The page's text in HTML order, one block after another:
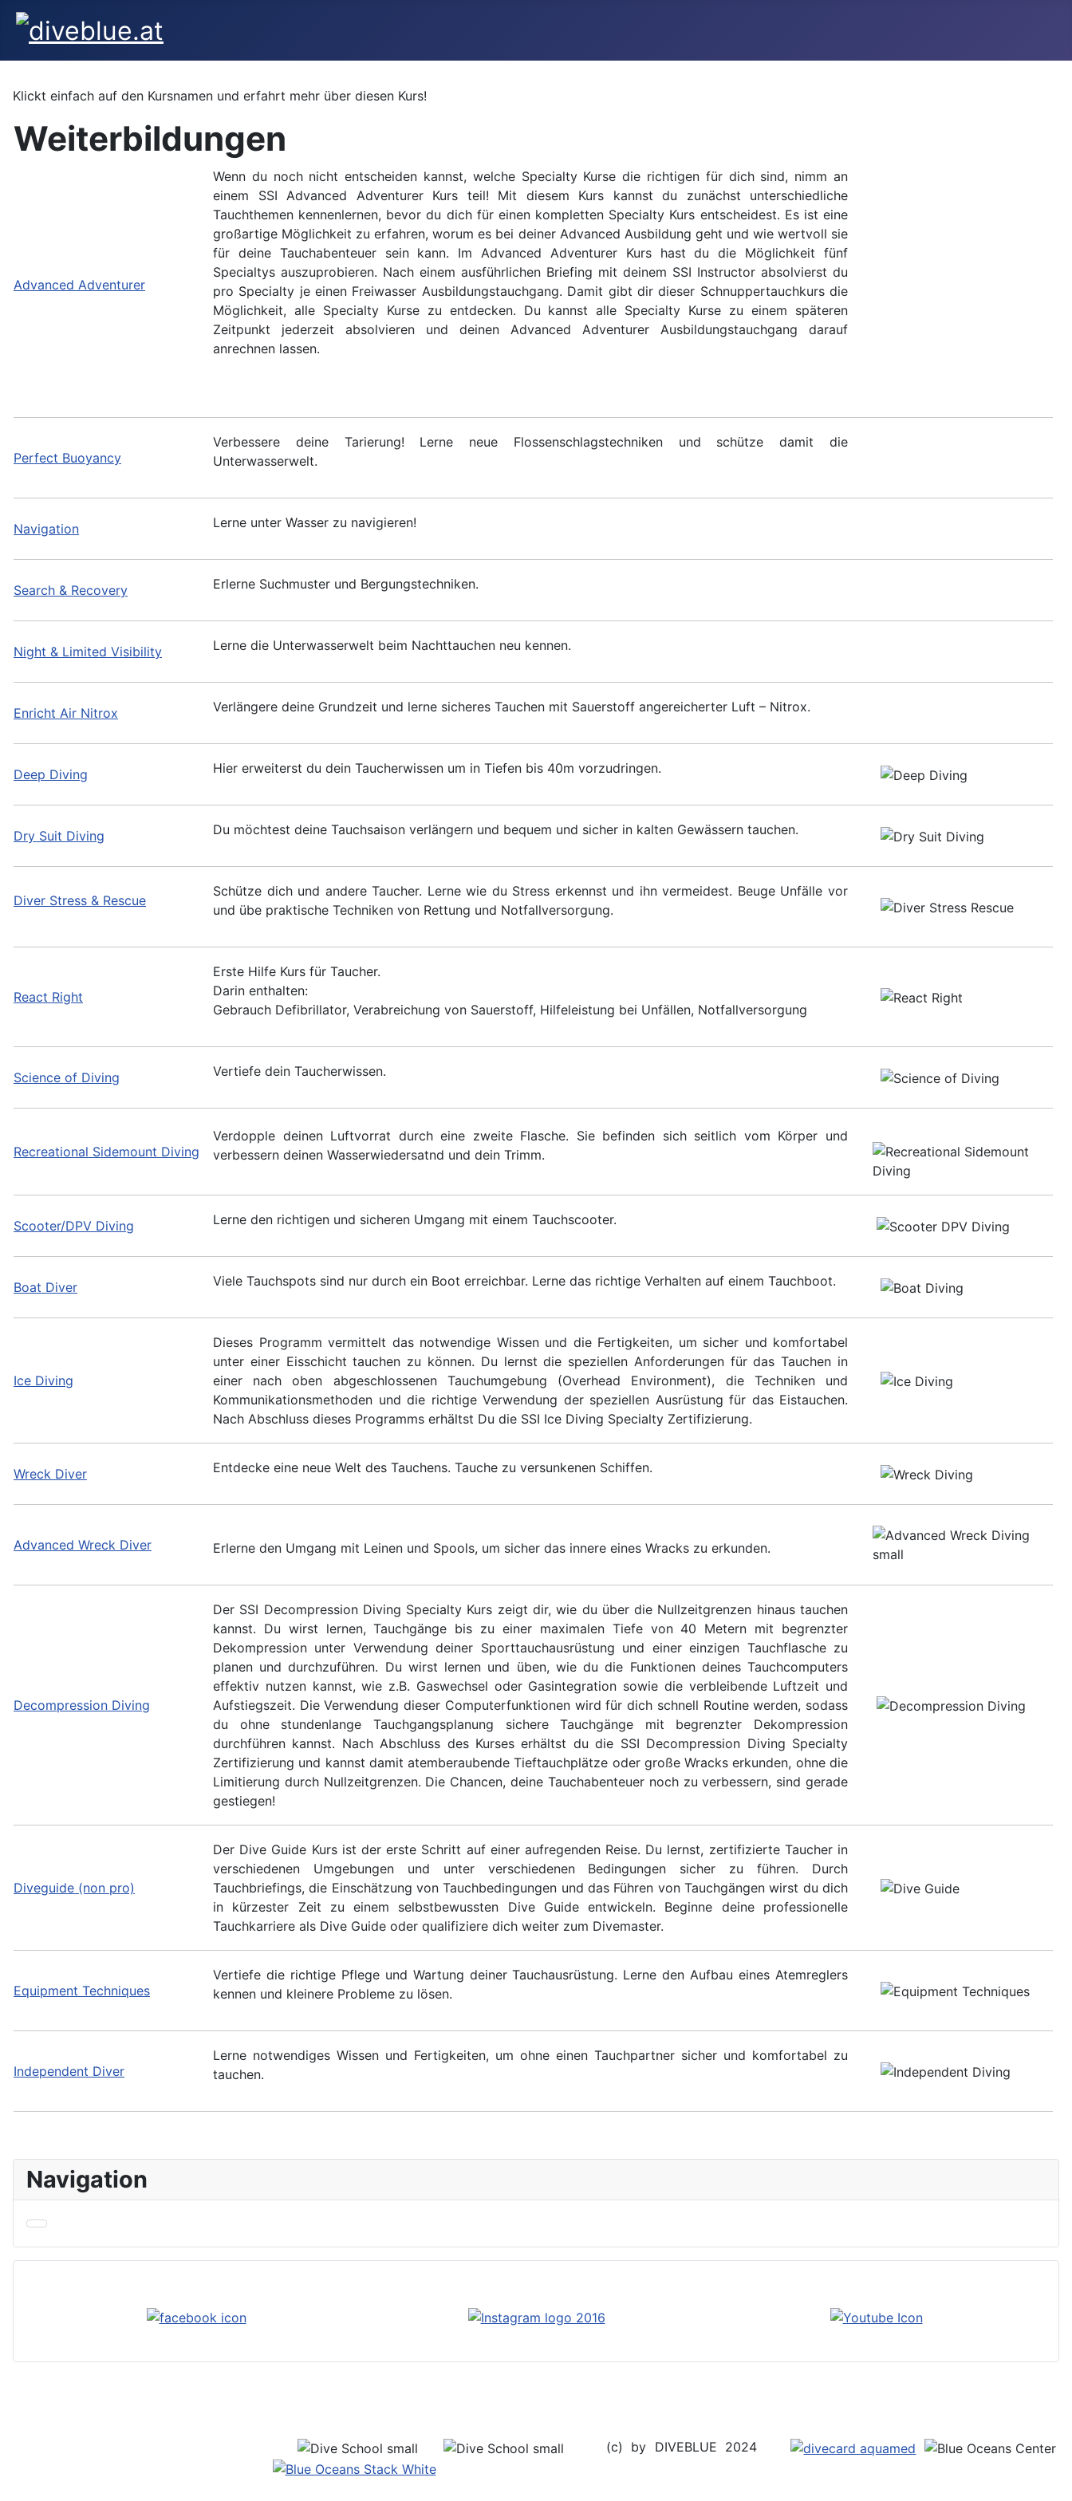
Navigation
Klickt einfach auf den Kursnamen und erfahrt mehr über diesen Kurs!
Weiterbildungen
Advanced Adventurer
Wenn du noch nicht entscheiden kannst, welche Specialty Kurse die richtigen für dich sind, nimm an
einem SSI Advanced Adventurer Kurs teil! Mit diesem Kurs kannst du zunächst unterschiedliche
Tauchthemen kennenlernen, bevor du dich für einen kompletten Specialty Kurs entscheidest. Es ist eine
großartige Möglichkeit zu erfahren, worum es bei deiner Advanced Ausbildung geht und wie wertvoll sie
für deine Tauchabenteuer sein kann. Im Advanced Adventurer Kurs hast du die Möglichkeit fünf
Specialtys auszuprobieren. Nach einem ausführlichen Briefing mit deinem SSI Instructor absolvierst du
pro Specialty je einen Freiwasser Ausbildungstauchgang. Damit gibt dir dieser Schnuppertauchkurs die
Möglichkeit, alle Specialty Kurse zu entdecken. Du kannst alle Specialty Kurse zu einem späteren
Zeitpunkt jederzeit absolvieren und deinen Advanced Adventurer Ausbildungstauchgang darauf
anrechnen lassen.
Perfect Buoyancy
Verbessere deine Tarierung! Lerne neue Flossenschlagstechniken und schütze damit die
Unterwasserwelt.
Navigation Lerne unter Wasser zu navigieren!
Search & Recovery Erlerne Suchmuster und Bergungstechniken.
Night & Limited Visibility Lerne die Unterwasserwelt beim Nachttauchen neu kennen.
Enricht Air Nitrox Verlängere deine Grundzeit und lerne sicheres Tauchen mit Sauerstoff angereicherter Luft – Nitrox.
Deep Diving Hier erweiterst du dein Taucherwissen um in Tiefen bis 40m vorzudringen.
Dry Suit Diving Du möchtest deine Tauchsaison verlängern und bequem und sicher in kalten Gewässern tauchen.
Diver Stress & Rescue
Schütze dich und andere Taucher. Lerne wie du Stress erkennst und ihn vermeidest. Beuge Unfälle vor
und übe praktische Techniken von Rettung und Notfallversorgung.
React Right
Erste Hilfe Kurs für Taucher.
Darin enthalten:
Gebrauch Defibrillator, Verabreichung von Sauerstoff, Hilfeleistung bei Unfällen, Notfallversorgung
Science of Diving Vertiefe dein Taucherwissen.
Recreational Sidemount Diving
Verdopple deinen Luftvorrat durch eine zweite Flasche. Sie befinden sich seitlich vom Körper und
verbessern deinen Wasserwiedersatnd und dein Trimm.
Scooter/DPV Diving Lerne den richtigen und sicheren Umgang mit einem Tauchscooter.
Boat Diver Viele Tauchspots sind nur durch ein Boot erreichbar. Lerne das richtige Verhalten auf einem Tauchboot.
Ice Diving
Dieses Programm vermittelt das notwendige Wissen und die Fertigkeiten, um sicher und komfortabel
unter einer Eisschicht tauchen zu können. Du lernst die speziellen Anforderungen für das Tauchen in
einer nach oben abgeschlossenen Tauchumgebung (Overhead Environment), die Techniken und
Kommunikationsmethoden und die richtige Verwendung der speziellen Ausrüstung für das Eistauchen.
Nach Abschluss dieses Programms erhältst Du die SSI Ice Diving Specialty Zertifizierung.
Wreck Diver Entdecke eine neue Welt des Tauchens. Tauche zu versunkenen Schiffen.
Advanced Wreck Diver Erlerne den Umgang mit Leinen und Spools, um sicher das innere eines Wracks zu erkunden.
Decompression Diving
Der SSI Decompression Diving Specialty Kurs zeigt dir, wie du über die Nullzeitgrenzen hinaus tauchen
kannst. Du wirst lernen, Tauchgänge bis zu einer maximalen Tiefe von 40 Metern mit begrenzter
Dekompression unter Verwendung deiner Sporttauchausrüstung und einer einzigen Tauchflasche zu
planen und durchzuführen. Du wirst lernen und üben, wie du die Funktionen deines Tauchcomputers
effektiv nutzen kannst, wie z.B. Gaswechsel oder Gasintegration sowie die verbleibende Luftzeit und
Aufstiegszeit. Die Verwendung dieser Computerfunktionen wird für dich schnell Routine werden, sodass
du ohne stundenlange Tauchgangsplanung sichere Tauchgänge mit begrenzter Dekompression
durchführen kannst. Nach Abschluss des Kurses erhältst du die SSI Decompression Diving Specialty
Zertifizierung und kannst damit atemberaubende Tieftauchplätze oder große Wracks erkunden, ohne die
Limitierung durch Nullzeitgrenzen. Die Chancen, deine Tauchabenteuer noch zu verbessern, sind gerade
gestiegen!
Diveguide (non pro)
Der Dive Guide Kurs ist der erste Schritt auf einer aufregenden Reise. Du lernst, zertifizierte Taucher in
verschiedenen Umgebungen und unter verschiedenen Bedingungen sicher zu führen. Durch
Tauchbriefings, die Einschätzung von Tauchbedingungen und das Führen von Tauchgängen wirst du dich
in kürzester Zeit zu einem selbstbewussten Dive Guide entwickeln. Beginne deine professionelle
Tauchkarriere als Dive Guide oder qualifiziere dich weiter zum Divemaster.
Equipment Techniques
Vertiefe die richtige Pflege und Wartung deiner Tauchausrüstung. Lerne den Aufbau eines Atemreglers
kennen und kleinere Probleme zu lösen.
Independent Diver
Lerne notwendiges Wissen und Fertigkeiten, um ohne einen Tauchpartner sicher und komfortabel zu
tauchen.
(c) by DIVEBLUE 2024